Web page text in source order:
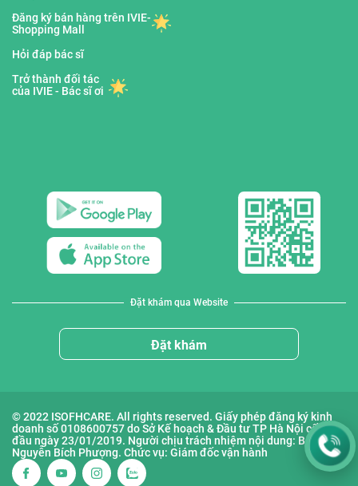
Đăng ký bán hàng trên IVIE-
Shopping Mall
Hỏi đáp bác sĩ
Trở thành đối tác
của IVIE - Bác sĩ ơi
Đặt khám qua Website
Đặt khám
© 2022 ISOFHCARE. All rights reserved. Giấy phép đăng ký kinh
doanh số 0108600757 do Sở Kế hoạch & Đầu tư TP Hà Nội cấp lần
đầu ngày 23/01/2019. Người chịu trách nhiệm nội dung: Bà
Nguyễn Bích Phượng. Chức vụ: Giám đốc vận hành